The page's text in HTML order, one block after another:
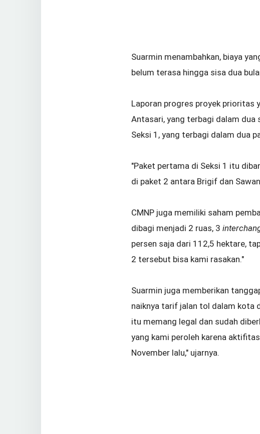
Suarmin menambahkan, biaya
belum terasa hingga sisa dua
Laporan progres proyek prioritas
Antasari, yang terbagi dalam dua
Seksi 1, yang terbagi dalam dua
"Paket pertama di Seksi 1 itu
di paket 2 antara Brigif dan
CMNP juga memiliki saham
dibagi menjadi 2 ruas, 3
persen saja dari 112,5 hektare,
2 tersebut bisa kami rasakan."
Suarmin juga memberikan
naiknya tarif jalan tol dalam kota
itu memang legal dan sudah
yang kami peroleh karena
November lalu," ujarnya.